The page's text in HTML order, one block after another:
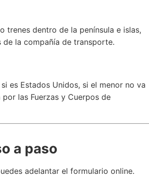
trenes dentro de la península e islas,
la compañía de transporte.
es Estados Unidos, si el menor no va
las Fuerzas y Cuerpos de
a paso
adelantar el formulario online.